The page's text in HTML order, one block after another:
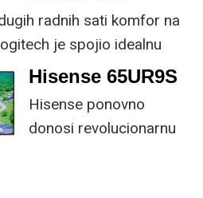
radnih sati komfor na
je spojio idealnu
i miša s naprednim
Hisense 65UR9S
Hisense ponovno
donosi revolucionarnu